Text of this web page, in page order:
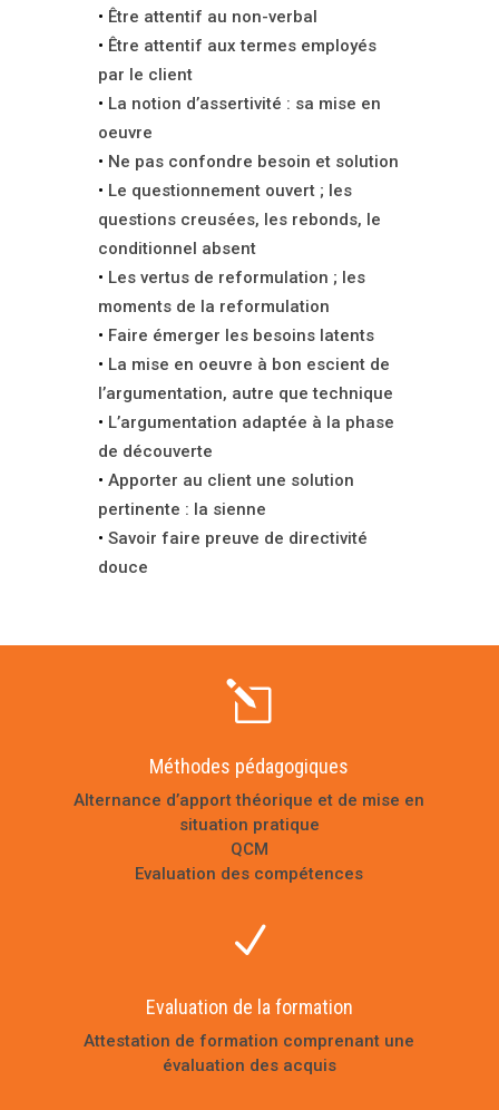
Être attentif au non-verbal
Être attentif aux termes employés
par le client
La notion d’assertivité : sa mise en
oeuvre
Ne pas confondre besoin et solution
Le questionnement ouvert ; les
questions creusées, les rebonds, le
conditionnel absent
Les vertus de reformulation ; les
moments de la reformulation
Faire émerger les besoins latents
La mise en oeuvre à bon escient de
l’argumentation, autre que technique
L’argumentation adaptée à la phase
de découverte
Apporter au client une solution
pertinente : la sienne
Savoir faire preuve de directivité
douce
l
Méthodes pédagogiques
Alternance d’apport théorique et de mise en
situation pratique
QCM
Evaluation des compétences
N
Evaluation de la formation
Attestation de formation comprenant une
évaluation des acquis